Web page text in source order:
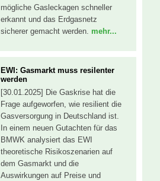
mögliche Gasleckagen schneller
erkannt und das Erdgasnetz
sicherer gemacht werden. mehr...
EWI: Gasmarkt muss resilenter
werden
[30.01.2025] Die Gaskrise hat die
Frage aufgeworfen, wie resilient die
Gasversorgung in Deutschland ist.
In einem neuen Gutachten für das
BMWK analysiert das EWI
theoretische Risikoszenarien auf
dem Gasmarkt und die
Auswirkungen auf Preise und